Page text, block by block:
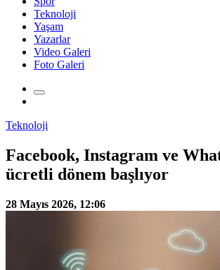
Teknoloji
Yaşam
Yazarlar
Video Galeri
Foto Galeri
Teknoloji
Facebook, Instagram ve
ücretli dönem başlıyor
28 Mayıs 2026, 12:06